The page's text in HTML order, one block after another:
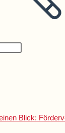
Blick: